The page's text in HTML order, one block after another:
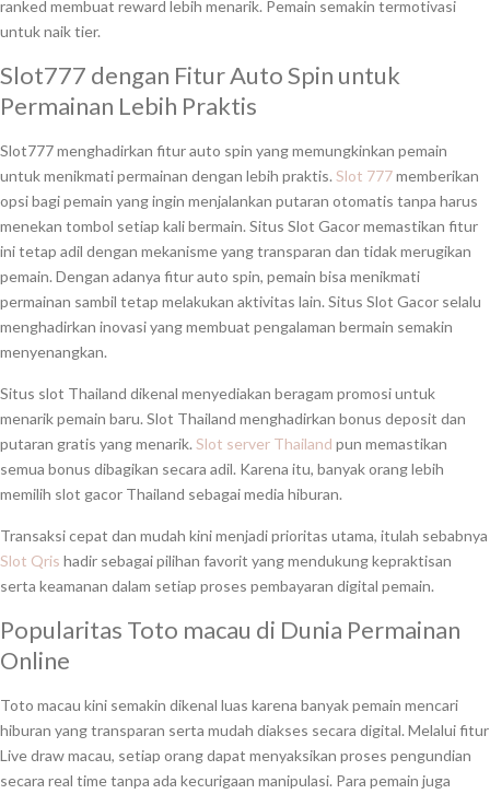
ranked membuat reward lebih menarik. Pemain semakin termotivasi
untuk naik tier.
Slot777 dengan Fitur Auto Spin untuk
Permainan Lebih Praktis
Slot777 menghadirkan fitur auto spin yang memungkinkan pemain
untuk menikmati permainan dengan lebih praktis. Slot 777memberikan
opsi bagi pemain yang ingin menjalankan putaran otomatis tanpa harus
menekan tombol setiap kali bermain. Situs Slot Gacor memastikan fitur
ini tetap adil dengan mekanisme yang transparan dan tidak merugikan
pemain. Dengan adanya fitur auto spin, pemain bisa menikmati
permainan sambil tetap melakukan aktivitas lain. Situs Slot Gacor selalu
menghadirkan inovasi yang membuat pengalaman bermain semakin
menyenangkan.
Situs slot Thailand dikenal menyediakan beragam promosi untuk
menarik pemain baru. Slot Thailand menghadirkan bonus deposit dan
putaran gratis yang menarik. Slot server Thailand pun memastikan
semua bonus dibagikan secara adil. Karena itu, banyak orang lebih
memilih slot gacor Thailand sebagai media hiburan.
Transaksi cepat dan mudah kini menjadi prioritas utama, itulah sebabnya
Slot Qris hadir sebagai pilihan favorit yang mendukung kepraktisan
serta keamanan dalam setiap proses pembayaran digital pemain.
Popularitas Toto macau di Dunia Permainan
Online
Toto macau kini semakin dikenal luas karena banyak pemain mencari
hiburan yang transparan serta mudah diakses secara digital. Melalui fitur
Live draw macau, setiap orang dapat menyaksikan proses pengundian
secara real time tanpa ada kecurigaan manipulasi. Para pemain juga